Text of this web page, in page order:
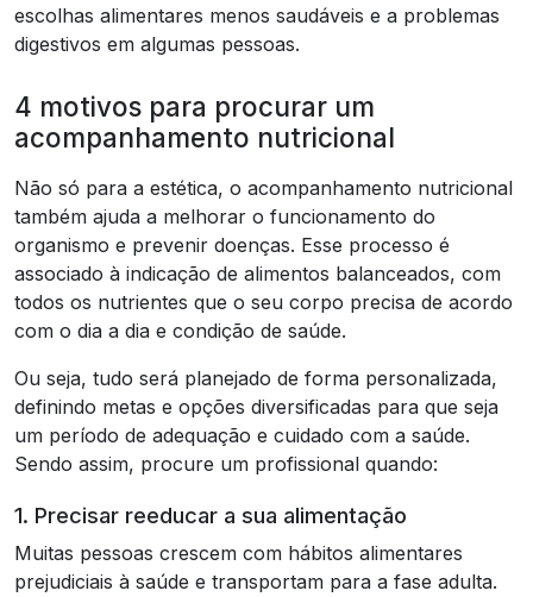
escolhas alimentares menos saudáveis e a problemas
digestivos em algumas pessoas.
4 motivos para procurar um
acompanhamento nutricional
Não só para a estética, o acompanhamento nutricional
também ajuda a melhorar o funcionamento do
organismo e prevenir doenças. Esse processo é
associado à indicação de alimentos balanceados, com
todos os nutrientes que o seu corpo precisa de acordo
com o dia a dia e condição de saúde.
Ou seja, tudo será planejado de forma personalizada,
definindo metas e opções diversificadas para que seja
um período de adequação e cuidado com a saúde.
Sendo assim, procure um profissional quando:
1. Precisar reeducar a sua alimentação
Muitas pessoas crescem com hábitos alimentares
prejudiciais à saúde e transportam para a fase adulta.